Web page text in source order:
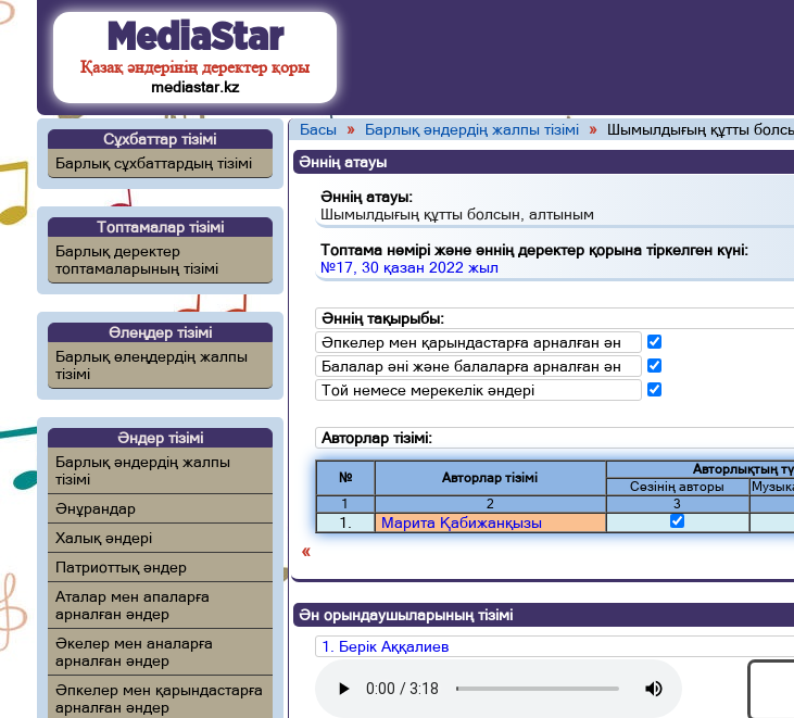
MediaStar
Қазақ әндерінің деректер қоры
mediastar.kz
Сұхбаттар тізімі
Барлық сұхбаттардың тізімі
Топтамалар тізімі
Барлық деректер
топтамаларының тізімі
Өлеңдер тізімі
Барлық өлеңдердің жалпы
тізімі
Әндер тізімі
Барлық әндердің жалпы
тізімі
Әнұрандар
Халық әндері
Патриоттық әндер
Аталар мен апаларға
арналған әндер
Әкелер мен аналарға
арналған әндер
Әпкелер мен қарындастарға
арналған әндер
Басы » Барлық әндердің жалпы тізімі »
Шымылдығың құтты
Әннің атауы
Әннің атауы:
Шымылдығың құтты болсын, алтыным
Топтама нөмірі және әннің деректер қорына тіркелген күні:
№17, 30 қазан 2022 жыл
Әннің тақырыбы:
Әпкелер мен қарындастарға арналған ән
Балалар әні және балаларға арналған ән
Той немесе мерекелік әндері
Авторлар тізімі:
№ Авторлар тізімі
Авторлықтың
Сөзінің авторы
1
2 3
1. Марита Қабижанқызы
«
Ән орындаушыларының тізімі
1. Берік Аққалиев